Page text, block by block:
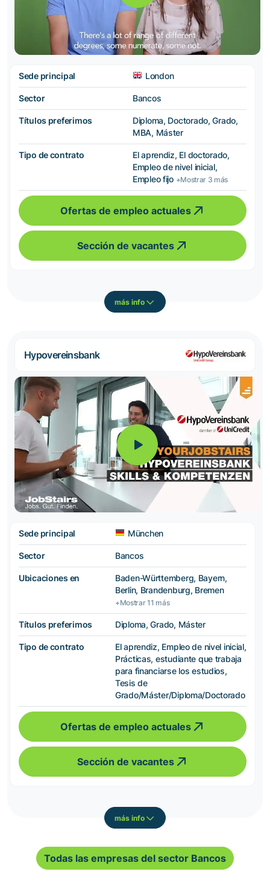
Sede principal London
Sector Bancos
Títulos preferimos
Diploma, Doctorado, Grado,
MBA, Máster
Tipo de contrato
El aprendiz, El doctorado,
Empleo de nivel inicial,
Empleo fijo +Mostrar 3 más
Ofertas de empleo actuales
Sección de vacantes
más info
Hypovereinsbank
Sede principal München
Sector Bancos
Ubicaciones en
Baden-Württemberg, Bayern,
Berlin, Brandenburg, Bremen
+Mostrar 11 más
Títulos preferimos Diploma, Grado, Máster
Tipo de contrato
El aprendiz, Empleo de nivel inicial,
Prácticas, estudiante que trabaja
para financiarse los estudios,
Tesis de
Grado/Máster/Diploma/Doctorado
Ofertas de empleo actuales
Sección de vacantes
más info
Todas las empresas del sector Bancos